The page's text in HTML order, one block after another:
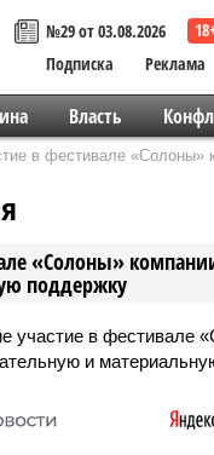
№29 от 03.08.2026
Подписка
Реклама
Власть
в фестивале «Солоны»
«Солоны»
поддержку